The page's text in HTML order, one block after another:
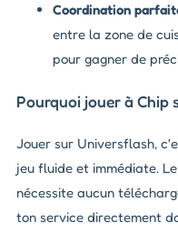
Coordination
entre la zone de
pour gagner de
Pourquoi jouer à Chip
Jouer sur Universflash,
jeu fluide et immédiate.
nécessite aucun
ton service directement